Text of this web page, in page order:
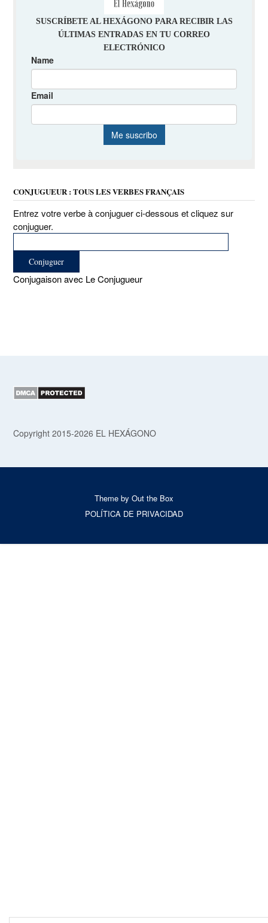
CONJUGUEUR : TOUS LES VERBES FRANÇAIS
Entrez votre verbe à conjuguer ci-dessous et cliquez sur
conjuguer.
Conjugaison avec Le Conjugueur
Copyright 2015-2026 EL HEXÁGONO
Theme by Out the Box
POLÍTICA DE PRIVACIDAD